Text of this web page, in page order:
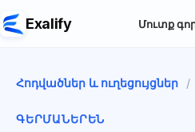
Exalify Մուտք
Հոդվածներ և ուղեցույցներ /
ԳԵՐՄԱՆԵՐԵՆ